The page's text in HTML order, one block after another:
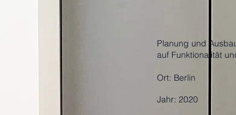
Planung und
auf Funktionalität
Ort: Berlin
Jahr: 2020